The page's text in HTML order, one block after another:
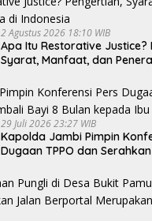
2 Agustus 2026 18:10 WIB
Apa Itu Restorative Justice?
Syarat, Manfaat, dan
29 Juli 2026 23:27 WIB
Kapolda Jambi Pimpin
Dugaan TPPO dan